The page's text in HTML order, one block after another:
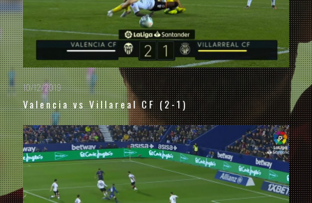
10/12/2019
Valencia vs Villareal CF (2-1)